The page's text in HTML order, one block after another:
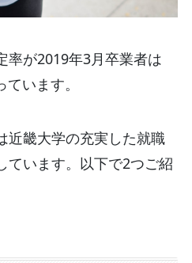
率が2019年3月卒業者は
います。
近畿大学の充実した就職
ています。以下で2つご紹